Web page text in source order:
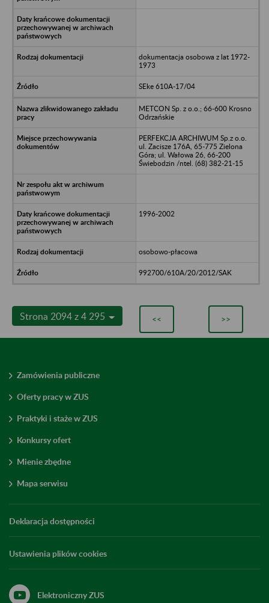
dokumentacja osobowa z lat 1972-
1973
SEke 610A-17/04
METCON Sp. z o.o.; 66-600 Krosno
Odrzańskie
PERFEKCJA ARCHIWUM Sp.z o.o.
ul. Zacisze 176A, 65-775 Zielona
Góra; ul. Wałowa 26, 66-200
Świebodzin /ntel. (68) 382-21-15
1996-2002
osobowo-płacowa
992700/610A/20/2012/SAK
Strona 2094 z 4 295 << >>
Zamówienia publiczne
Oferty pracy w ZUS
Praktyki i staże w ZUS
Konkursy ofert
Mienie zbędne
Mapa serwisu
Deklaracja dostępności
Ustawienia plików cookies
Elektroniczny ZUS